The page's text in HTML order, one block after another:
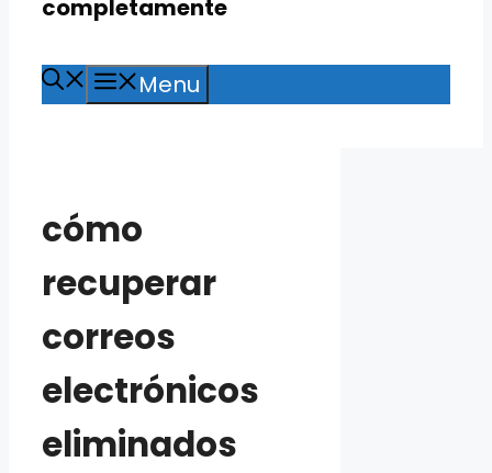
completamente
Menu
cómo
recuperar
correos
electrónicos
eliminados